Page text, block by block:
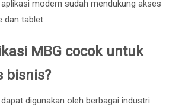
modern sudah mendukung akses
dan tablet.
MBG cocok untuk
bisnis?
digunakan oleh berbagai industri